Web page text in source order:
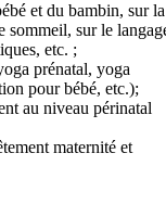
et du bambin, sur la
sommeil, sur le
etc. ;
prénatal, yoga
pour bébé, etc.);
au niveau périnatal
maternité et